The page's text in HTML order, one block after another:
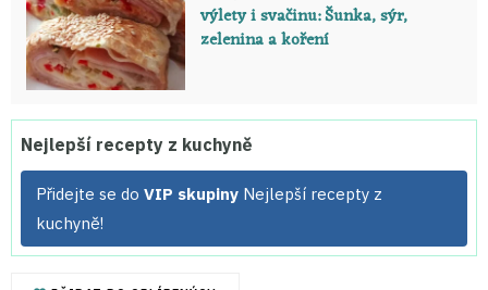
výlety i svačinu: Šunka, sýr,
zelenina a koření
Nejlepší recepty z kuchyně
Přidejte se do VIP skupiny Nejlepší recepty z
kuchyně!